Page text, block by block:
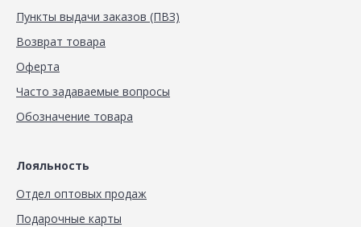
Пункты выдачи заказов (ПВЗ)
Возврат товара
Оферта
Часто задаваемые вопросы
Обозначение товара
Лояльность
Отдел оптовых продаж
Подарочные карты